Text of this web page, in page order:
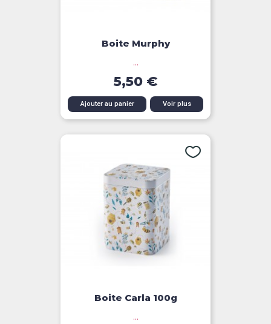
Boite Murphy
...
5,50 €
Ajouter au panier Voir plus
Boite Carla 100g
...